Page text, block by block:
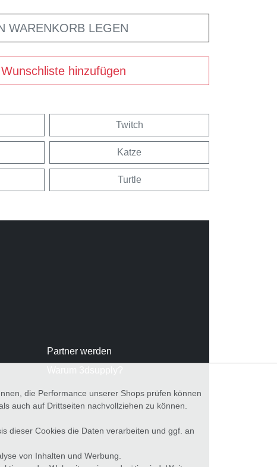
WARENKORB LEGEN
hinzufügen
Twitch
Katze
Turtle
Partner werden
die Performance unserer Shops prüfen können
auch auf Drittseiten nachvollziehen zu können.
dieser Cookies die Daten verarbeiten und ggf. an
von Inhalten und Werbung.